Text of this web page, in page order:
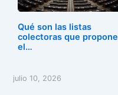
Qué son las listas
colectoras que propone
el…
julio 10, 2026